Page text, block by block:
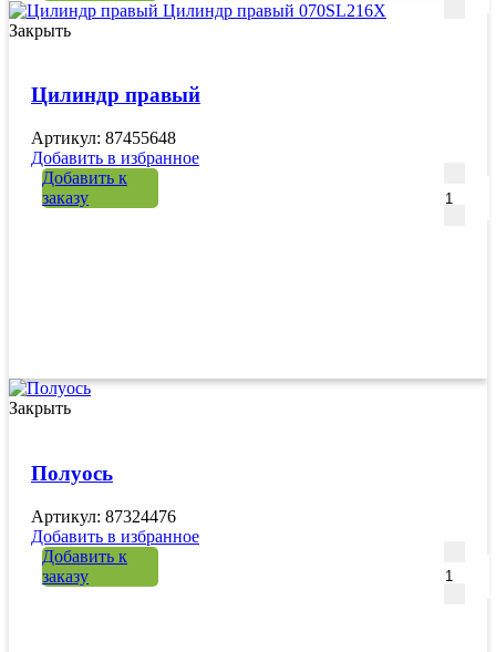
Закрыть
Цилиндр правый
Артикул: 87455648
Добавить в избранное
Добавить к
заказу
Закрыть
Полуось
Артикул: 87324476
Добавить в избранное
Добавить к
заказу